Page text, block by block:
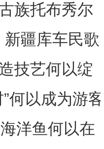
族托布秀尔
不息？
疆库车民歌
展现非遗魅
技艺何以绽
何以成为游客
打卡地？
洋鱼何以在